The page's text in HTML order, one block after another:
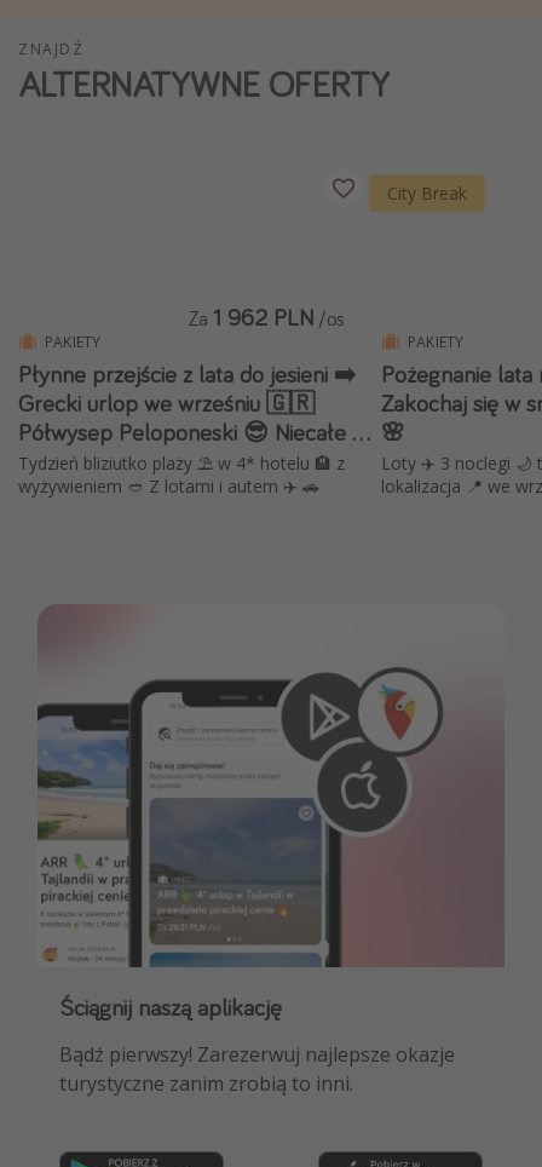
Weekend dla dwojga
City Break
Więcej tematów
Newsy, ciekawostki, porady podróżnicze
Najlepsze aplikacje podróżnicze
Kalendarz podróży
ZNAJDŹ
ALTERNATYWNE OFERTY
PAKIETY
Płynne przejście z lata do jesieni ➡️
Grecki urlop we wrześniu 🇬🇷
Półwysep Peloponeski 😎 Niecałe 2
koła 🛞
Tydzień bliziutko plaży ⛱️ w 4* hotelu 🏨 z
wyżywieniem 🥙 Z lotami i autem ✈️ 🚗
Za 1 962 PLN /os
City Break
PAKIETY
Pożegnanie
Zakochaj się w
🌸
Loty ✈️ 3 noclegi 🌙 transfery 🚎 super
lokalizacja 📍 we
Ściągnij naszą aplikację
Bądź pierwszy! Zarezerwuj najlepsze okazje
turystyczne zanim zrobią to inni.
Dołącz do naszego kanału na WhatsApp
NAJLEPSZE oferty podróżnicze, porady
ekspertów i wiele więcej!